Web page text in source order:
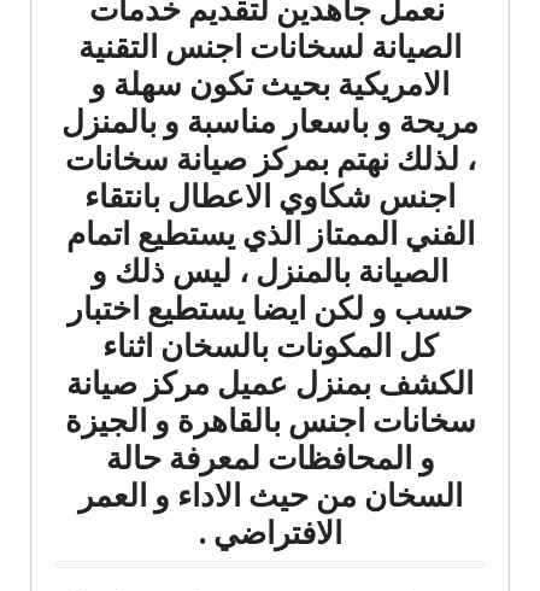
نعمل جاهدين لتقديم خدمات
الصيانة لسخانات اجنس التقنية
الامريكية بحيث تكون سهلة و
مريحة و باسعار مناسبة و بالمنزل
، لذلك نهتم بمركز صيانة سخانات
اجنس شكاوي الاعطال بانتقاء
الفني الممتاز الذي يستطيع اتمام
الصيانة بالمنزل ، ليس ذلك و
حسب و لكن ايضا يستطيع اختبار
كل المكونات بالسخان اثناء
الكشف بمنزل عميل مركز صيانة
سخانات اجنس بالقاهرة و الجيزة
و المحافظات لمعرفة حالة
السخان من حيث الاداء و العمر
الافتراضي .